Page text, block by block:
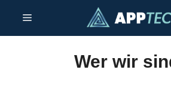
Inhalt
springen
Menü
Wer wir